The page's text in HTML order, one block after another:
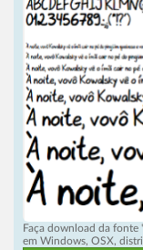
Faça download da fonte
em Windows, OSX,